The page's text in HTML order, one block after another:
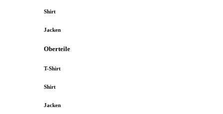
Shirt
Jacken
Oberteile
T-Shirt
Shirt
Jacken